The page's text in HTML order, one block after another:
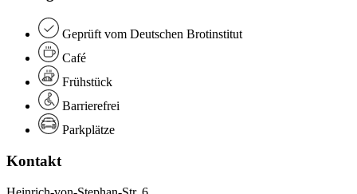
Geprüft vom Deutschen Brotinstitut
Café
Frühstück
Barrierefrei
Parkplätze
Kontakt